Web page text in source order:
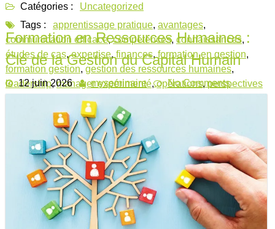
Catégories :
Uncategorized
Tags :
apprentissage pratique, avantages,
communication efficace,compétences, connaissances,
études de cas,expertise, finances, formation en gestion,
formation gestion, gestion des ressources humaines,
leadership,manager expérimenté,opérations,perspectives
,prise de décision
collaboratifs,simulations
Formation en Ressources Humaines :
Clé de la Gestion du Capital Humain
12 juin 2026 myseminaire No Comments